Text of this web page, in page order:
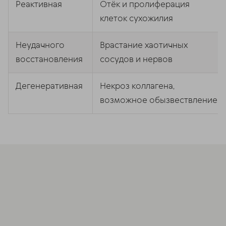
Реактивная
Отёк и пролиферация
клеток сухожилия
Неудачного
восстановления
Врастание хаотичных
сосудов и нервов
Дегенеративная
Некроз коллагена,
возможное обызвествление